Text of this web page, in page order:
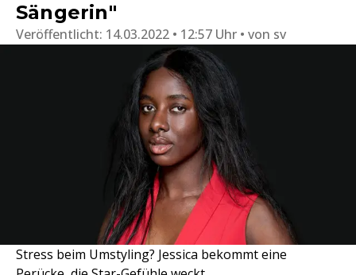
Sängerin"
Veröffentlicht: 14.03.2022 • 12:57 Uhr von sv
Stress beim Umstyling? Jessica bekommt eine